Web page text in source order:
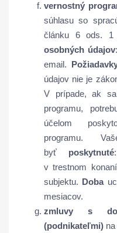
vernostný
súhlasu so
článku 6 ods. 1
osobných údajov
email.
údajov nie je
V prípade, ak sa
programu,
účelom
programu.
byť poskytnuté
v trestnom
subjektu. Doba
mesiacov.
zmluvy s
(podnikateľmi) na